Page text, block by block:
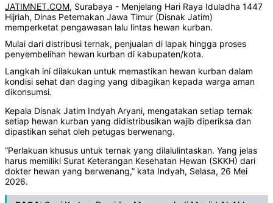
JATIMNET.COM, Surabaya - Menjelang Hari Raya Iduladha 1447
Hijriah, Dinas Peternakan Jawa Timur (Disnak Jatim)
memperketat pengawasan lalu lintas hewan kurban.
Mulai dari distribusi ternak, penjualan di lapak hingga proses
penyembelihan hewan kurban di kabupaten/kota.
Langkah ini dilakukan untuk memastikan hewan kurban dalam
kondisi sehat dan daging yang dibagikan kepada warga aman
dikonsumsi.
Kepala Disnak Jatim Indyah Aryani, mengatakan setiap ternak
setiap hewan kurban yang didistribusikan wajib diperiksa dan
dipastikan sehat oleh petugas berwenang.
“Perlakuan khusus untuk ternak yang dilalulintaskan. Yang jelas
harus memiliki Surat Keterangan Kesehatan Hewan (SKKH) dari
dokter hewan yang berwenang,” kata Indyah, Selasa, 26 Mei
2026.